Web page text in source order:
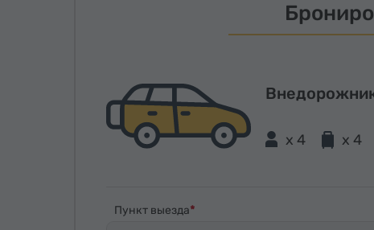
x 4 x 4
Пункт выезда